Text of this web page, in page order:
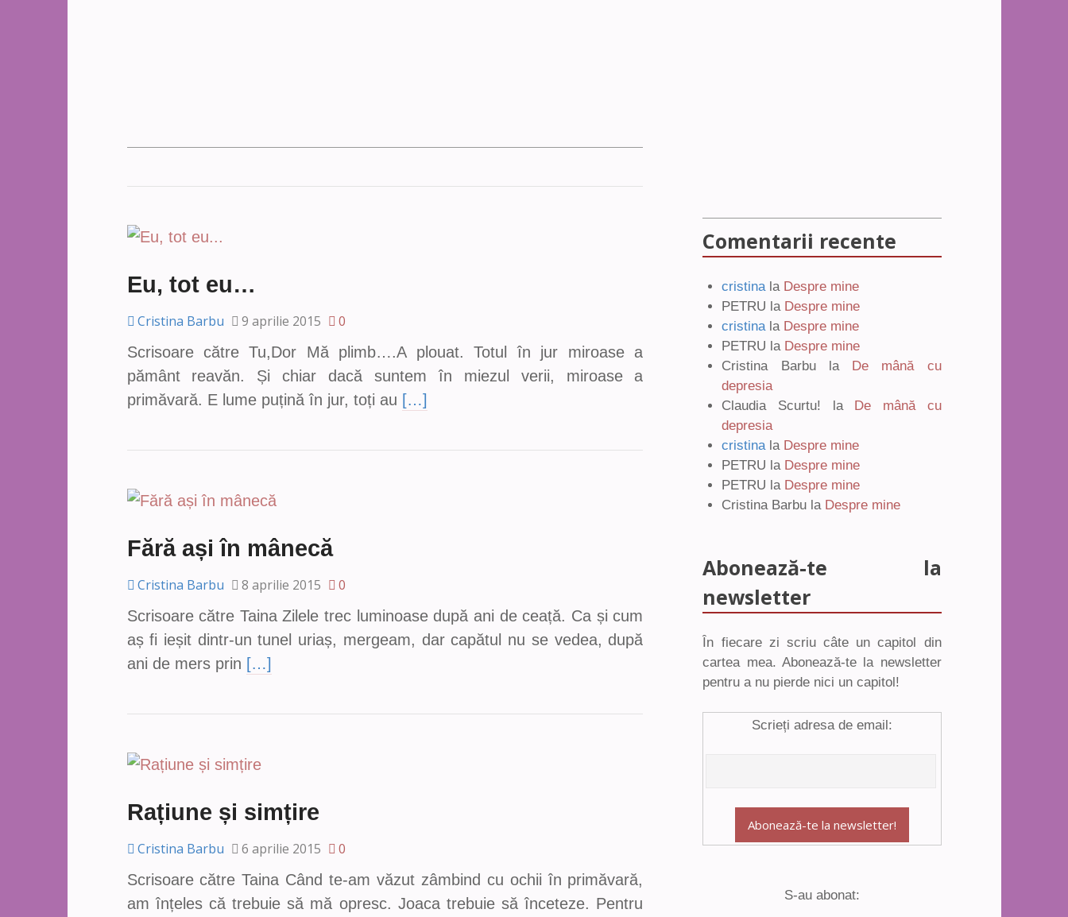
Eu, tot eu…
Cristina Barbu 9 aprilie 2015
0
Scrisoare către Tu,Dor Mă plimb….A plouat. Totul în jur miroase a
pământ reavăn. Și chiar dacă suntem în miezul verii, miroase a
primăvară. E lume puțină în jur, toți au […]
Fără ași în mânecă
Cristina Barbu 8 aprilie 2015
0
Scrisoare către Taina Zilele trec luminoase după ani de ceață. Ca și cum
aș fi ieșit dintr-un tunel uriaș, mergeam, dar capătul nu se vedea, după
ani de mers prin […]
Rațiune și simțire
Cristina Barbu 6 aprilie 2015
0
Scrisoare către Taina Când te-am văzut zâmbind cu ochii în primăvară,
am înțeles că trebuie să mă opresc. Joaca trebuie să înceteze. Pentru
Comentarii recente
cristinala Despre mine
PETRU la Despre mine
cristinala Despre mine
PETRU la Despre mine
Cristina Barbula
De mână cu
depresia
Claudia Scurtu! la
De mână cu
depresia
cristinala Despre mine
PETRU la Despre mine
PETRU la Despre mine
Cristina Barbu la Despre mine
Abonează-te la
newsletter
În fiecare zi scriu câte un capitol din
cartea mea. Abonează-te la newsletter
pentru a nu pierde nici un capitol!
Scrieți adresa de email:
S-au abonat: